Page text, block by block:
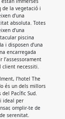
de la vegetació i
d’una
absoluta. Totes
d’una
piscina
i disposen d’una
encarregada
l’assessorament
client necessiti.
l’hotel The
és un dels millors
del Pacífic Sud.
ideal per
omplir-te de
serenitat.